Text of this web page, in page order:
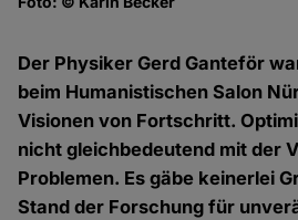
Der Physiker Gerd Ganteför
beim Humanistischen Salon
Visionen von Fortschritt.
nicht gleichbedeutend mit der
Problemen. Es gäbe keinerlei
Stand der Forschung für